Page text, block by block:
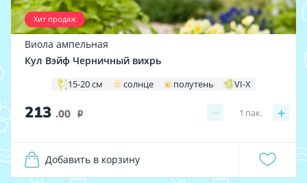
Хит продаж
Виола ампельная
Кул Вэйф Черничный вихрь
15-20 см солнце полутень VI-X
213 .00 i − +
1 пак.
Добавить в корзину